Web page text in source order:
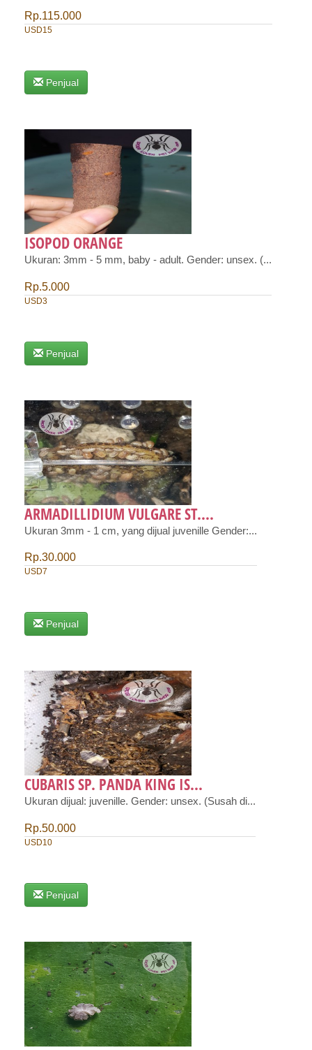
Rp.115.000
USD15
Penjual
ISOPOD ORANGE
Ukuran: 3mm - 5 mm, baby - adult. Gender: unsex. (...
Rp.5.000
USD3
Penjual
ARMADILLIDIUM VULGARE ST....
Ukuran 3mm - 1 cm, yang dijual juvenille Gender:...
Rp.30.000
USD7
Penjual
CUBARIS SP. PANDA KING IS...
Ukuran dijual: juvenille. Gender: unsex. (Susah di...
Rp.50.000
USD10
Penjual